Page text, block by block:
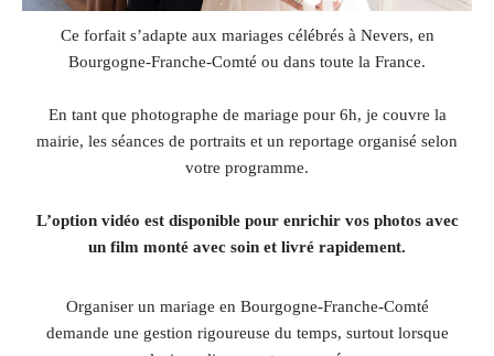
Ce forfait s’adapte aux mariages célébrés à Nevers, en
Bourgogne-Franche-Comté ou dans toute la France.
En tant que photographe de mariage pour 6h, je couvre la
mairie, les séances de portraits et un reportage organisé selon
votre programme.
L’option vidéo est disponible pour enrichir vos photos avec
un film monté avec soin et livré rapidement.
Organiser un mariage en Bourgogne-Franche-Comté
demande une gestion rigoureuse du temps, surtout lorsque